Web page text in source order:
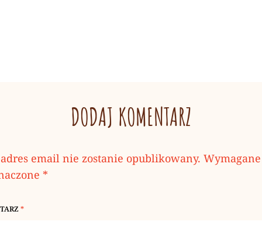
DODAJ KOMENTARZ
email nie zostanie opublikowany.
*
*